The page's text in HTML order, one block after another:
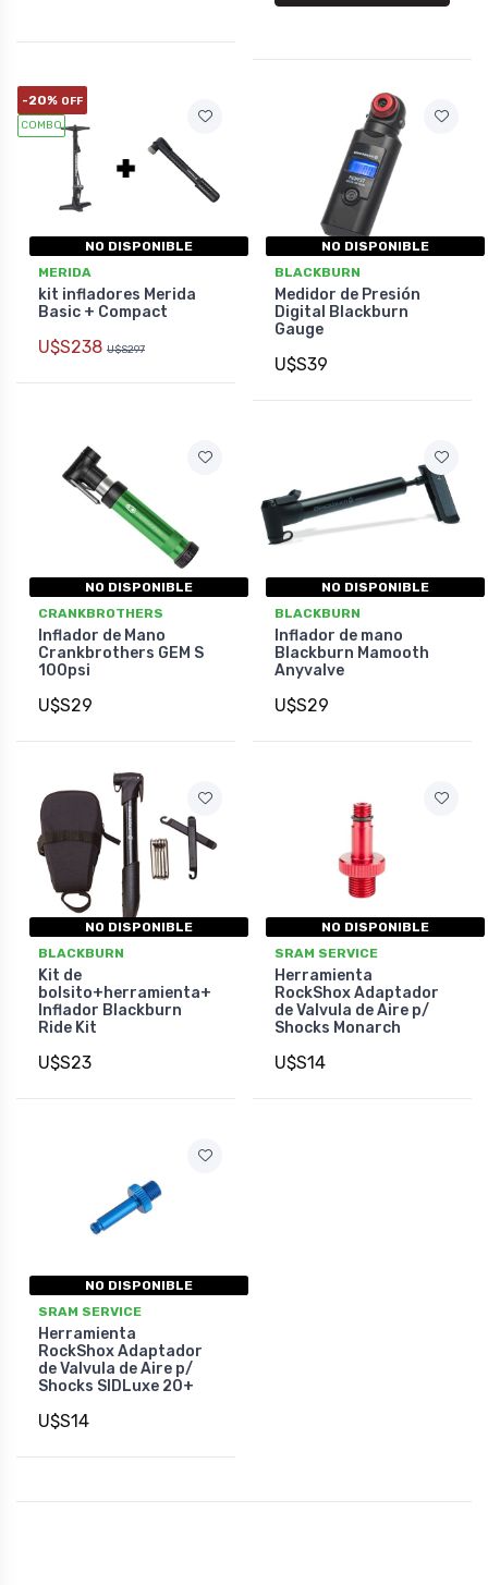
-20% OFF
COMBO
NO DISPONIBLE
MERIDA
kit infladores Merida
Basic + Compact
U$S238 U$S297
NO DISPONIBLE
BLACKBURN
Medidor de Presión
Digital Blackburn
Gauge
U$S39
NO DISPONIBLE
CRANKBROTHERS
Inflador de Mano
Crankbrothers GEM S
100psi
U$S29
NO DISPONIBLE
BLACKBURN
Inflador de mano
Blackburn Mamooth
Anyvalve
U$S29
NO DISPONIBLE
BLACKBURN
Kit de
bolsito+herramienta+
Inflador Blackburn
Ride Kit
U$S23
NO DISPONIBLE
SRAM SERVICE
Herramienta
RockShox Adaptador
de Valvula de Aire p/
Shocks Monarch
U$S14
NO DISPONIBLE
SRAM SERVICE
Herramienta
RockShox Adaptador
de Valvula de Aire p/
Shocks SIDLuxe 20+
U$S14